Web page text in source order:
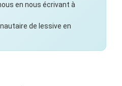
en nous écrivant à
de lessive en